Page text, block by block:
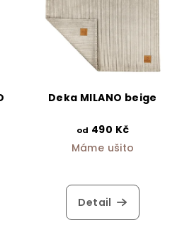
Deka MILANO beige
od 490 Kč
Máme ušito
Detail